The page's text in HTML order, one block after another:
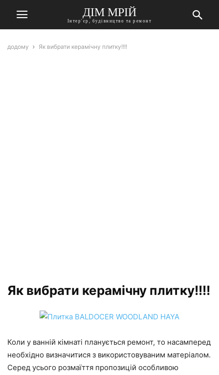
ДІМ МРІЙ
Інтер'єр, будівництво та ремонт
додому Як вибрати керамічну плитку!!!!
Як вибрати керамічну плитку!!!!
Коли у ванній кімнаті планується ремонт, то насамперед
необхідно визначитися з використовуваним матеріалом.
Серед усього розмаїття пропозицій особливою